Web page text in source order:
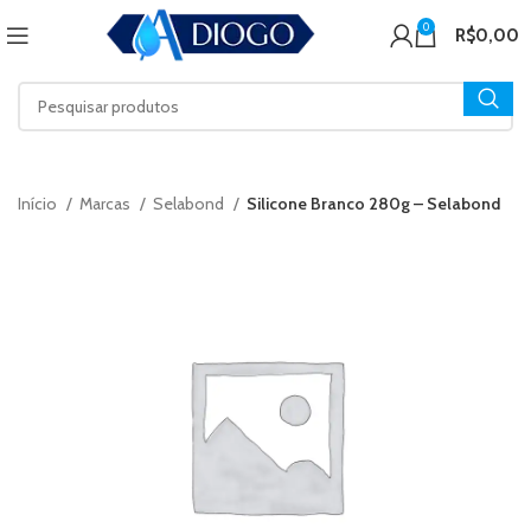
0 R$0,00
Início Marcas Selabond Silicone Branco 280g – Selabond